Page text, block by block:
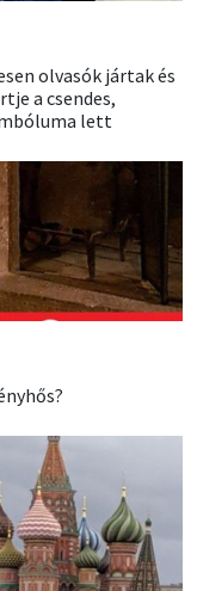
olvasók jártak és
a csendes,
lett